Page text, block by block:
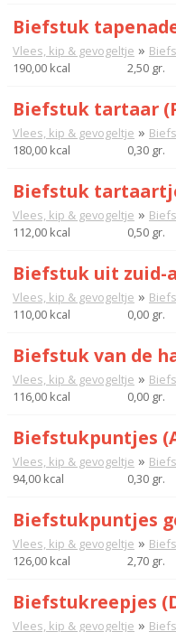
Biefstuk
Vlees, kip & gevogeltje »
190,00 kcal
2,50 gr.
Biefstuk tartaar
Vlees, kip & gevogeltje »
180,00 kcal
0,30 gr.
Biefstuk
Vlees, kip & gevogeltje »
112,00 kcal
0,50 gr.
Biefstuk uit zuid-
Vlees, kip & gevogeltje »
110,00 kcal
0,00 gr.
Biefstuk van de
Vlees, kip & gevogeltje »
116,00 kcal
0,00 gr.
Biefstukpuntjes
Vlees, kip & gevogeltje »
94,00 kcal
0,30 gr.
Biefstukpuntjes
Vlees, kip & gevogeltje »
126,00 kcal
2,70 gr.
Biefstukreepjes
Vlees, kip & gevogeltje »